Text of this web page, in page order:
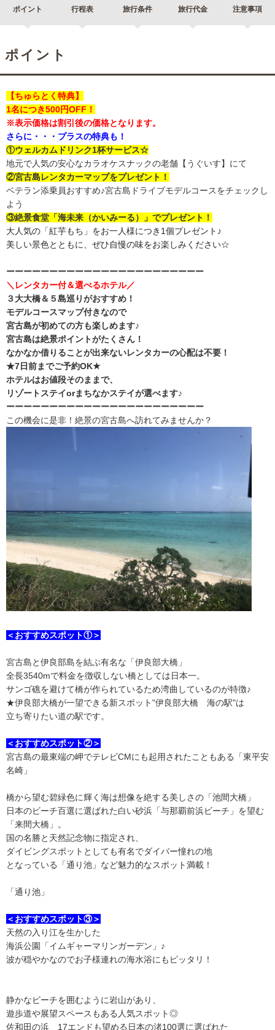
ポイント 行程表 旅行条件 旅行代金 注意事項
ポイント
【ちゅらとく特典】
1名につき500円OFF！
※表示価格は割引後の価格となります。
さらに・・・プラスの特典も！
①ウェルカムドリンク1杯サービス☆
地元で人気の安心なカラオケスナックの老舗【うぐいす】にて
②宮古島レンタカーマップをプレゼント！
ベテラン添乗員おすすめ♪宮古島ドライブモデルコースをチェックし
よう
③絶景食堂「海未来（かいみーる）」でプレゼント！
大人気の「紅芋もち」 をお一人様につき1個プレゼント♪
美しい景色とともに、 ぜひ自慢の味をお楽しみください☆
ーーーーーーーーーーーーーーーーーーーーーーー
＼ レンタカー付＆選べるホテル／
３大大橋＆５島巡りがおすすめ！
モデルコースマップ付きなので
宮古島が初めての方も楽しめます♪
宮古島は絶景ポイントがたくさん！
なかなか借りることが出来ないレンタカーの心配は不要！
★7日前までご予約OK★
ホテルはお値段そのままで、
リゾートステイorまちなかステイが選べます♪
ーーーーーーーーーーーーーーーーーーーーーーー
この機会に是非！絶景の宮古島へ訪れてみませんか？
＜おすすめスポット①＞
宮古島と伊良部島を結ぶ有名な「伊良部大橋」
全長3540mで料金を徴収しない橋としては日本一。
サンゴ礁を避けて橋が作られているため湾曲しているのが特徴♪
★伊良部大橋が一望できる新スポット"伊良部大橋 海の駅"は
立ち寄りたい道の駅です。
＜おすすめスポット②＞
宮古島の最東端の岬でテレビCMにも起用されたこともある「東平安
名崎」
橋から望む碧緑色に輝く海は想像を絶する美しさの「池間大橋」
日本のビーチ百選に選ばれた白い砂浜「与那覇前浜ビーチ」を望む
「来間大橋」。
国の名勝と天然記念物に指定され、
ダイビングスポットとしても有名でダイバー憧れの地
となっている「通り池」など魅力的なスポット満載！
「通り池」
＜おすすめスポット③＞
天然の入り江を生かした
海浜公園「イムギャーマリンガーデン」♪
波が穏やかなのでお子様連れの海水浴にもピッタリ！
静かなビーチを囲むように岩山があり、
遊歩道や展望スペースもある人気スポット◎
佐和田の浜 17エンドも望める日本の渚100選に選ばれた